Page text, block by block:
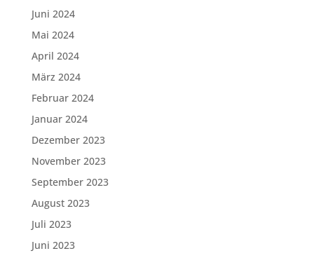
Juni 2024
Mai 2024
April 2024
März 2024
Februar 2024
Januar 2024
Dezember 2023
November 2023
September 2023
August 2023
Juli 2023
Juni 2023